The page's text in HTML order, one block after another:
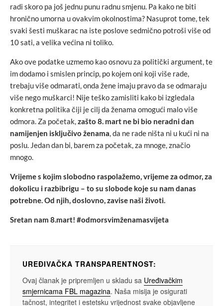
radi skoro pa još jednu punu radnu smjenu. Pa kako ne biti
hronično umorna u ovakvim okolnostima? Nasuprot tome, tek
svaki šesti muškarac na iste poslove sedmično potroši više od
10 sati, a velika većina ni toliko.
Ako ove podatke uzmemo kao osnovu za politički argument, te
im dodamo i smislen princip, po kojem oni koji više rade,
trebaju više odmarati, onda žene imaju pravo da se odmaraju
više nego muškarci! Nije teško zamisliti kako bi izgledala
konkretna politika čiji je cilj da ženama omogući malo više
odmora. Za početak,zašto 8. mart ne bi bio neradni dan
namijenjen isključivo ženama, da ne rade ništa ni u kući ni na
poslu. Jedan dan bi, barem za početak, za mnoge, značio
mnogo.
Vrijeme s kojim slobodno raspolažemo, vrijeme za odmor, za
dokolicu i razbibrigu – to su slobode koje su nam danas
potrebne. Od njih, doslovno, zavise naši životi.
Sretan nam 8.mart! #odmorsvimženamasvijeta
UREĐIVAČKA TRANSPARENTNOST:
Ovaj članak je pripremljen u skladu sa Uređivačkim
smjernicama FBL magazina. Naša misija je osigurati
tačnost, integritet i estetsku vrijednost svake objavljene